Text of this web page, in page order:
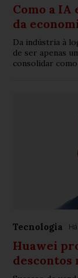
Como a IA
da
Da indústria à
de ser apenas
consolidar
Tecnologia
Huawei
descontos